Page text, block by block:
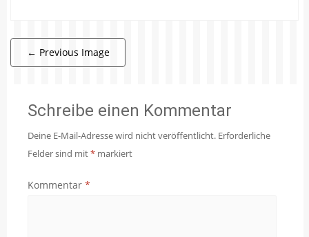
← Previous Image
Schreibe einen Kommentar
Deine E-Mail-Adresse wird nicht veröffentlicht. Erforderliche
Felder sind mit* markiert
Kommentar *